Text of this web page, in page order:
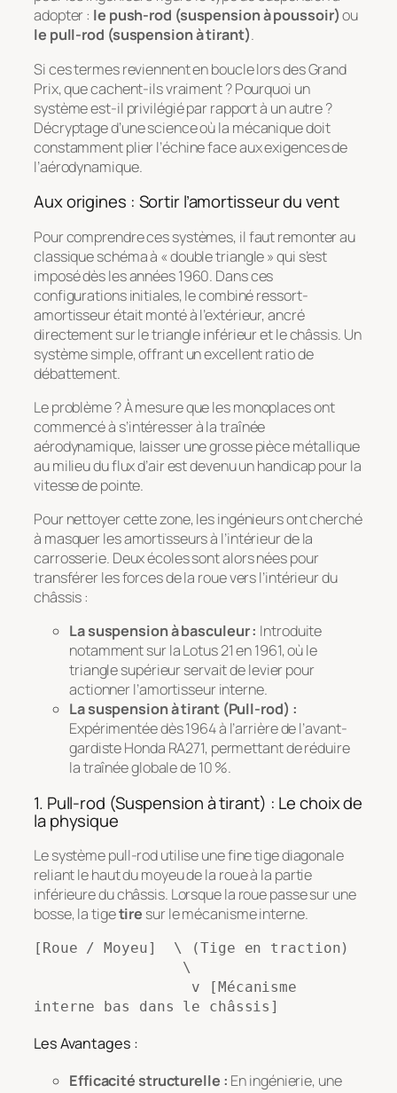
adopter : le push-rod (suspension à poussoir)ou
le pull-rod (suspension à tirant).
Si ces termes reviennent en boucle lors des Grand
Prix, que cachent-ils vraiment ? Pourquoi un
système est-il privilégié par rapport à un autre ?
Décryptage d’une science où la mécanique doit
constamment plier l’échine face aux exigences de
l’aérodynamique.
Aux origines : Sortir l’amortisseur du vent
Pour comprendre ces systèmes, il faut remonter au
classique schéma à « double triangle » qui s’est
imposé dès les années 1960. Dans ces
configurations initiales, le combiné ressort-
amortisseur était monté à l’extérieur, ancré
directement sur le triangle inférieur et le châssis. Un
système simple, offrant un excellent ratio de
débattement.
Le problème ? À mesure que les monoplaces ont
commencé à s’intéresser à la traînée
aérodynamique, laisser une grosse pièce métallique
au milieu du flux d’air est devenu un handicap pour la
vitesse de pointe.
Pour nettoyer cette zone, les ingénieurs ont cherché
à masquer les amortisseurs à l’intérieur de la
carrosserie. Deux écoles sont alors nées pour
transférer les forces de la roue vers l’intérieur du
châssis :
La suspension à basculeur : Introduite
notamment sur la Lotus 21 en 1961, où le
triangle supérieur servait de levier pour
actionner l’amortisseur interne.
La suspension à tirant (Pull-rod) :
Expérimentée dès 1964 à l’arrière de l’avant-
gardiste Honda RA271, permettant de réduire
la traînée globale de 10 %.
1. Pull-rod (Suspension à tirant) : Le choix de
la physique
Le système pull-rod utilise une fine tige diagonale
reliant le haut du moyeu de la roue à la partie
inférieure du châssis. Lorsque la roue passe sur une
bosse, la tigetire sur le mécanisme interne.
[Roue / Moyeu]  \ (Tige en traction)
Les Avantages :
Efficacité structurelle : En ingénierie, une